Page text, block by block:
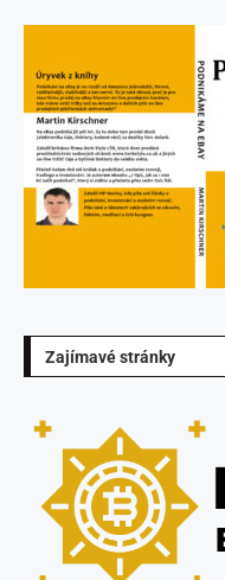
Zajímavé stránky